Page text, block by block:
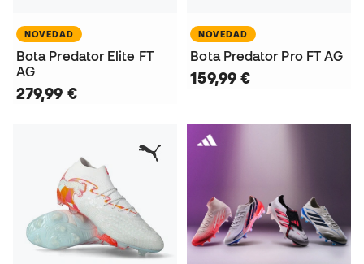
NOVEDAD
Bota Predator Elite FT
AG
279,99 €
NOVEDAD
Bota Predator Pro FT AG
159,99 €